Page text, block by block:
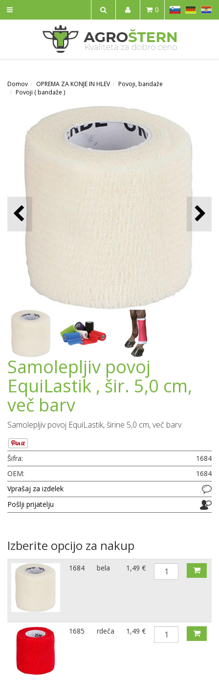
IŠČI
SL HR
0
Domov OPREMA ZA KONJE IN HLEV
Povoji, bandaže
Povoji ( bandaže )
Samolepljiv povoj
EquiLastik , šir. 5,0 cm,
več barv
Samolepljiv povoj EquiLastik, širine 5,0 cm, več barv
Šifra:
1684
OEM:
1684
Vprašaj za izdelek
Pošlji prijatelju
Izberite opcijo za nakup
1684 bela 1,49 €
1685 rdeča 1,49 €